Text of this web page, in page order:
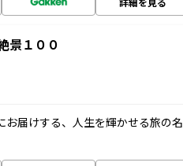
景１００
届けする、人生を輝かせる旅の名